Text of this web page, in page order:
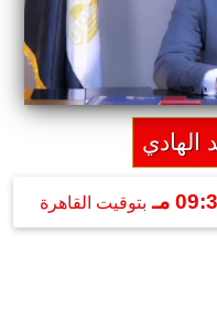
الهادي
مـ بتوقيت القاهرة